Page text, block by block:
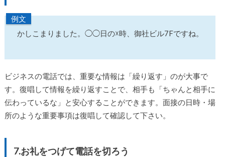
例文
かしこまりました。◯◯日の☓時、御社ビル7Fですね。
ビジネスの電話では、重要な情報は「繰り返す」のが大事で
す。復唱して情報を繰り返すことで、相手も「ちゃんと相手に
伝わっているな」と安心することができます。面接の日時・場
所のような重要事項は復唱して確認して下さい。
7.お礼をつげて電話を切ろう